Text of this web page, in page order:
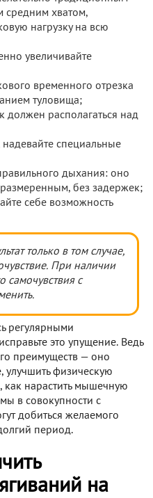
средним хватом,
нагрузку на всю
увеличивайте
временного отрезка
туловища;
располагаться над
специальные
дыхания: оно
без задержек;
себе возможность
только в том случае,
При наличии
самочувствия с
регулярными
это упущение. Ведь
преимуществ — оно
улучшить физическую
как нарастить мышечную
в совокупности с
добиться желаемого
период.
на